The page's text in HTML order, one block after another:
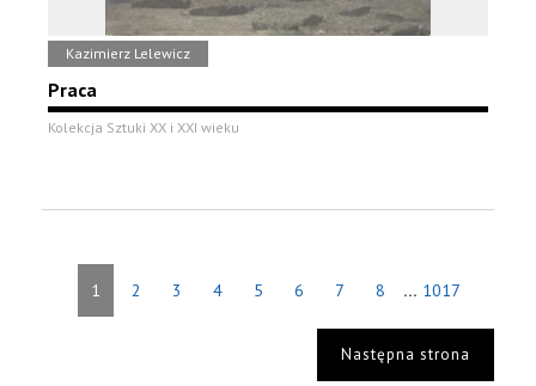
Kazimierz Lelewicz
Praca
Kolekcja Sztuki XX i XXI wieku
1 2 3 4 5 6 7 8 ... 1017
Następna strona